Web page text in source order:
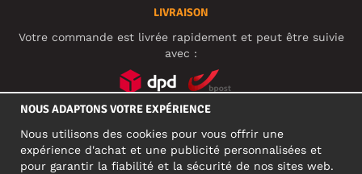
LIVRAISON
Votre commande est livrée rapidement et peut être suivie
avec :
NOUS ADAPTONS VOTRE EXPÉRIENCE
Nous utilisons des cookies pour vous offrir une
expérience d'achat et une publicité personnalisées et
pour garantir la fiabilité et la sécurité de nos sites web.